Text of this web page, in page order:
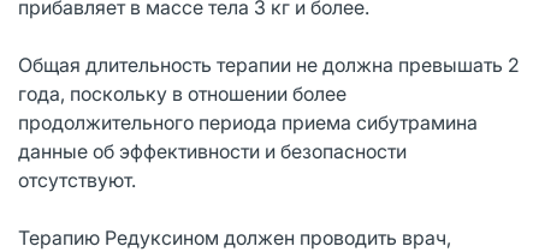
прибавляет в массе тела 3 кг и более.
Общая длительность терапии не должна превышать 2
года, поскольку в отношении более
продолжительного периода приема сибутрамина
данные об эффективности и безопасности
отсутствуют.
Терапию Редуксином должен проводить врач,